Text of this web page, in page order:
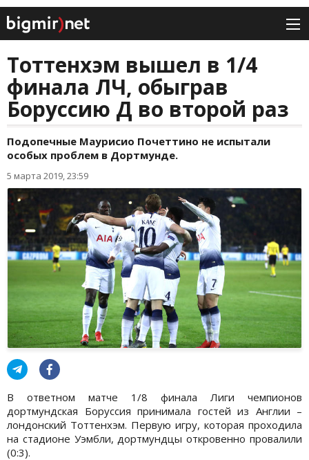
Тоттенхэм вышел в 1/4
финала ЛЧ, обыграв
Боруссию Д во второй раз
Подопечные Маурисио Почеттино не испытали
особых проблем в Дортмунде.
5 марта 2019, 23:59
В ответном матче 1/8 финала Лиги чемпионов
дортмундская Боруссия принимала гостей из Англии –
лондонский Тоттенхэм. Первую игру, которая проходила
на стадионе Уэмбли, дортмундцы откровенно провалили
(0:3).